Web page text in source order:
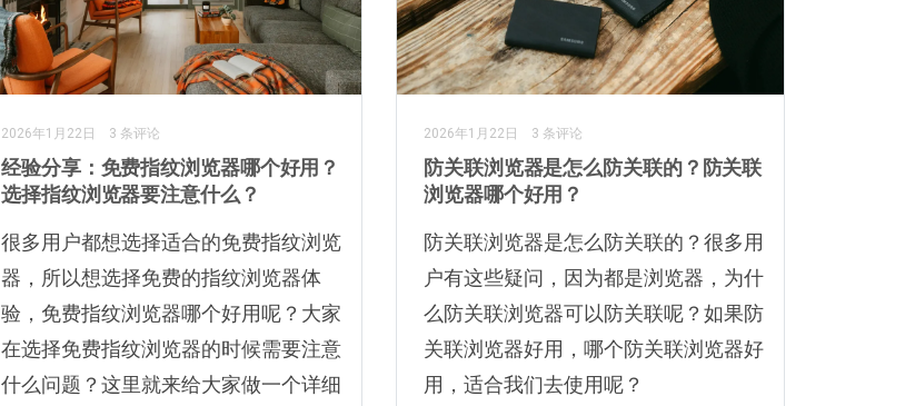
2026年1月22日 3 条评论
经验分享：免费指纹浏览器哪个好用？
选择指纹浏览器要注意什么？
很多用户都想选择适合的免费指纹浏览
器，所以想选择免费的指纹浏览器体
验，免费指纹浏览器哪个好用呢？大家
在选择免费指纹浏览器的时候需要注意
什么问题？这里就来给大家做一个详细
2026年1月22日 3 条评论
防关联浏览器是怎么防关联的？防关联
浏览器哪个好用？
防关联浏览器是怎么防关联的？很多用
户有这些疑问，因为都是浏览器，为什
么防关联浏览器可以防关联呢？如果防
关联浏览器好用，哪个防关联浏览器好
用，适合我们去使用呢？